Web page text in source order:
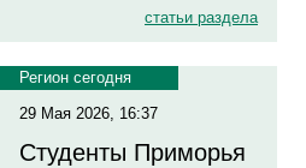
статьи раздела
Регион сегодня
29 Мая 2026, 16:37
Студенты Приморья